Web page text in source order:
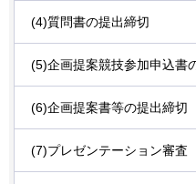
(4)質問書の提出締切
(5)企画提案競技参加申込書
(6)企画提案書等の提出締切
(7)プレゼンテーション審査